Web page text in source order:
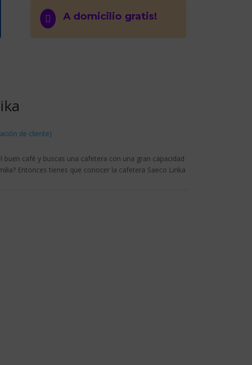
 A domicilio gratis!
de cliente)
buen café y buscas una cafetera con una gran capacidad
Entonces tienes que conocer la cafetera Saeco Lirika